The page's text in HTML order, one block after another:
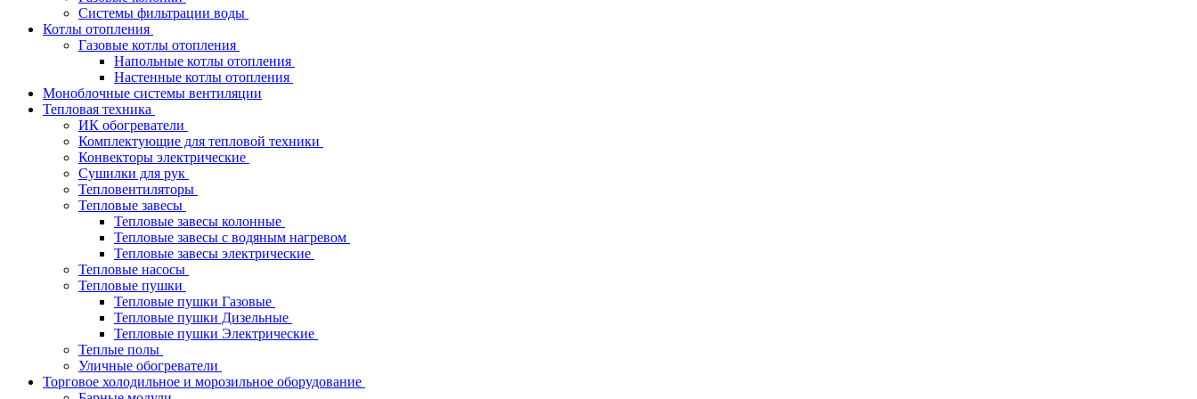
Системы фильтрации воды
Котлы отопления
Газовые котлы отопления
Напольные котлы отопления
Настенные котлы отопления
Моноблочные системы вентиляции
Тепловая техника
ИК обогреватели
Комплектующие для тепловой техники
Конвекторы электрические
Сушилки для рук
Тепловентиляторы
Тепловые завесы
Тепловые завесы колонные
Тепловые завесы с водяным нагревом
Тепловые завесы электрические
Тепловые насосы
Тепловые пушки
Тепловые пушки Газовые
Тепловые пушки Дизельные
Тепловые пушки Электрические
Теплые полы
Уличные обогреватели
Торговое холодильное и морозильное оборудование